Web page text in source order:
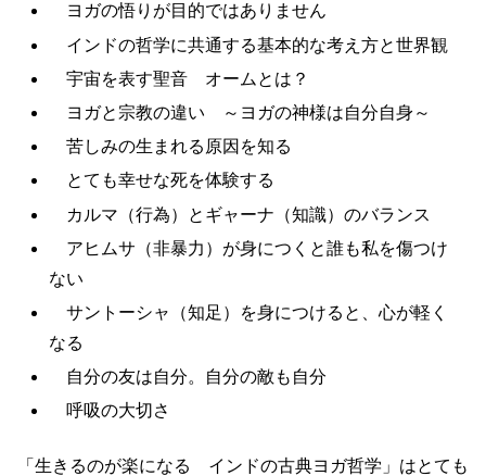
ヨガの悟りが目的ではありません
インドの哲学に共通する基本的な考え方と世界観
宇宙を表す聖音 オームとは？
ヨガと宗教の違い ～ヨガの神様は自分自身～
苦しみの生まれる原因を知る
とても幸せな死を体験する
カルマ（行為）とギャーナ（知識）のバランス
アヒムサ（非暴力）が身につくと誰も私を傷つけ
ない
サントーシャ（知足）を身につけると、心が軽く
なる
自分の友は自分。自分の敵も自分
呼吸の大切さ
「生きるのが楽になる インドの古典ヨガ哲学」はとても